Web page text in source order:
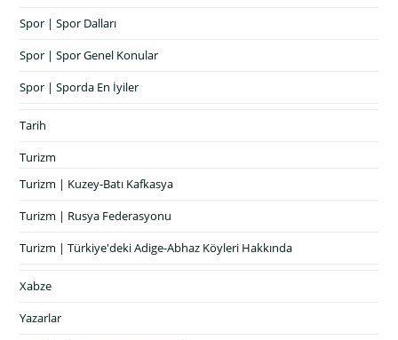
Spor | Spor Dalları
Spor | Spor Genel Konular
Spor | Sporda En İyiler
Tarih
Turizm
Turizm | Kuzey-Batı Kafkasya
Turizm | Rusya Federasyonu
Turizm | Türkiye'deki Adige-Abhaz Köyleri Hakkında
Xabze
Yazarlar